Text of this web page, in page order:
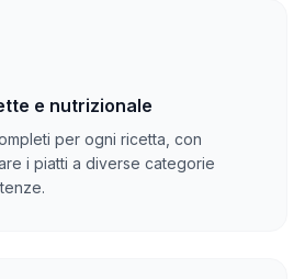
e nutrizionale
per ogni ricetta, con
i piatti a diverse categorie